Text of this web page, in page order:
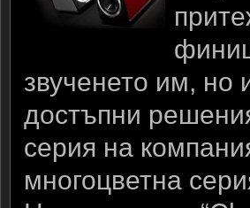
звученето им, но
достъпни
серия на
многоцветна